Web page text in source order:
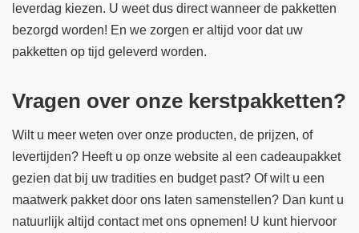
leverdag kiezen. U weet dus direct wanneer de pakketten
bezorgd worden! En we zorgen er altijd voor dat uw
pakketten op tijd geleverd worden.
Vragen over onze kerstpakketten?
Wilt u meer weten over onze producten, de prijzen, of
levertijden? Heeft u op onze website al een cadeaupakket
gezien dat bij uw tradities en budget past? Of wilt u een
maatwerk pakket door ons laten samenstellen? Dan kunt u
natuurlijk altijd contact met ons opnemen! U kunt hiervoor